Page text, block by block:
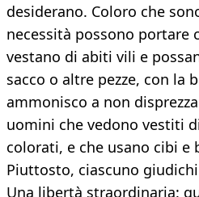
desiderano. Coloro che
necessità possono portare
vestano di abiti vili e
sacco o altre pezze, con la
ammonisco a non
uomini che vedono vestiti
colorati, e che usano cibi e
Piuttosto, ciascuno
Una libertà straordinaria: